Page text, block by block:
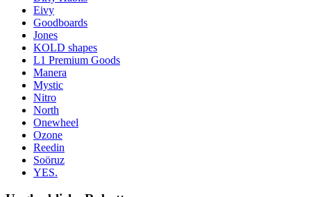
Eivy
Goodboards
Jones
KOLD shapes
L1 Premium Goods
Manera
Mystic
Nitro
North
Onewheel
Ozone
Reedin
Soöruz
YES.